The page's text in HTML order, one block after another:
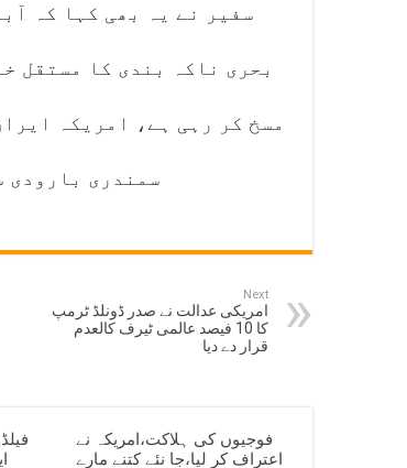
سفیر نے یہ بھی کہا کہ
بحری ناکہ بندی کا مستقل
مسخ کر رہی ہے، امریکہ
سمندری بارودی
Next
امریکی عدالت نے صدر ڈونلڈ ٹرمپ
کا 10 فیصد عالمی ٹیرف کالعدم
قرار دے دیا
فوجیوں کی ہلاکت،امریکہ نے
اعتراف کر لیا،جا نئے کتنے مارے